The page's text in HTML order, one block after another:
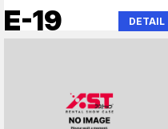
E-19 DETAIL